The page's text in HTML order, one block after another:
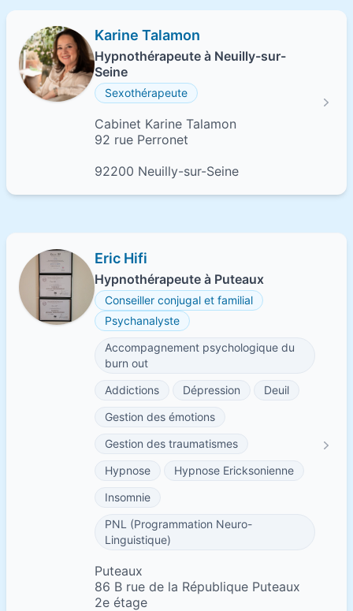
Karine Talamon
Hypnothérapeute à Neuilly-sur-
Seine
Sexothérapeute
Cabinet Karine Talamon
92 rue Perronet
92200 Neuilly-sur-Seine
Eric Hifi
Hypnothérapeute à Puteaux
Conseiller conjugal et familial
Psychanalyste
Accompagnement psychologique du
burn out
Addictions
Dépression
Deuil
Gestion des émotions
Gestion des traumatismes
Hypnose
Hypnose Ericksonienne
Insomnie
PNL (Programmation Neuro-
Linguistique)
Puteaux
86 B rue de la République Puteaux
2e étage